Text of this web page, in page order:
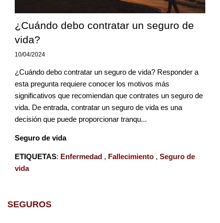
¿Cuándo debo contratar un seguro de
vida?
10/04/2024
¿Cuándo debo contratar un seguro de vida? Responder a
esta pregunta requiere conocer los motivos más
significativos que recomiendan que contrates un seguro de
vida. De entrada, contratar un seguro de vida es una
decisión que puede proporcionar tranqu...
Seguro de vida
ETIQUETAS: Enfermedad , Fallecimiento , Seguro de
vida
SEGUROS